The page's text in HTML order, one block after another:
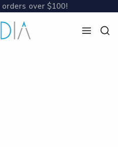
orders over $100!